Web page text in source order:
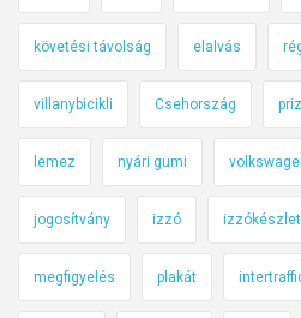
követési távolság elalvás
villanybicikli Csehország
lemez nyári gumi
jogosítvány izzó izzókészlet
megfigyelés plakát